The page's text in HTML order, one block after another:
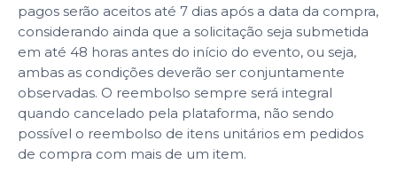
pagos serão aceitos até 7 dias após a data da compra,
considerando ainda que a solicitação seja submetida
em até 48 horas antes do início do evento, ou seja,
ambas as condições deverão ser conjuntamente
observadas. O reembolso sempre será integral
quando cancelado pela plataforma, não sendo
possível o reembolso de itens unitários em pedidos
de compra com mais de um item.